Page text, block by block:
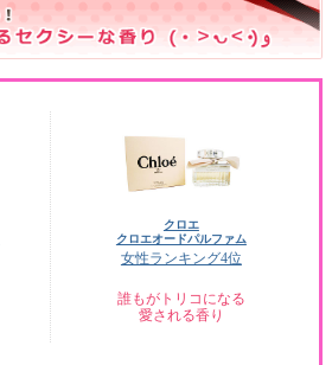
クロエ
クロエオードパルファム
女性ランキング4位
誰もがトリコになる
愛される香り